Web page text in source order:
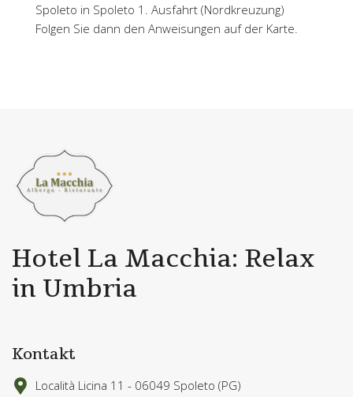
Spoleto in Spoleto 1. Ausfahrt (Nordkreuzung)
Folgen Sie dann den Anweisungen auf der Karte.
Hotel La Macchia: Relax
in Umbria
Kontakt
Località Licina 11 - 06049 Spoleto (PG)